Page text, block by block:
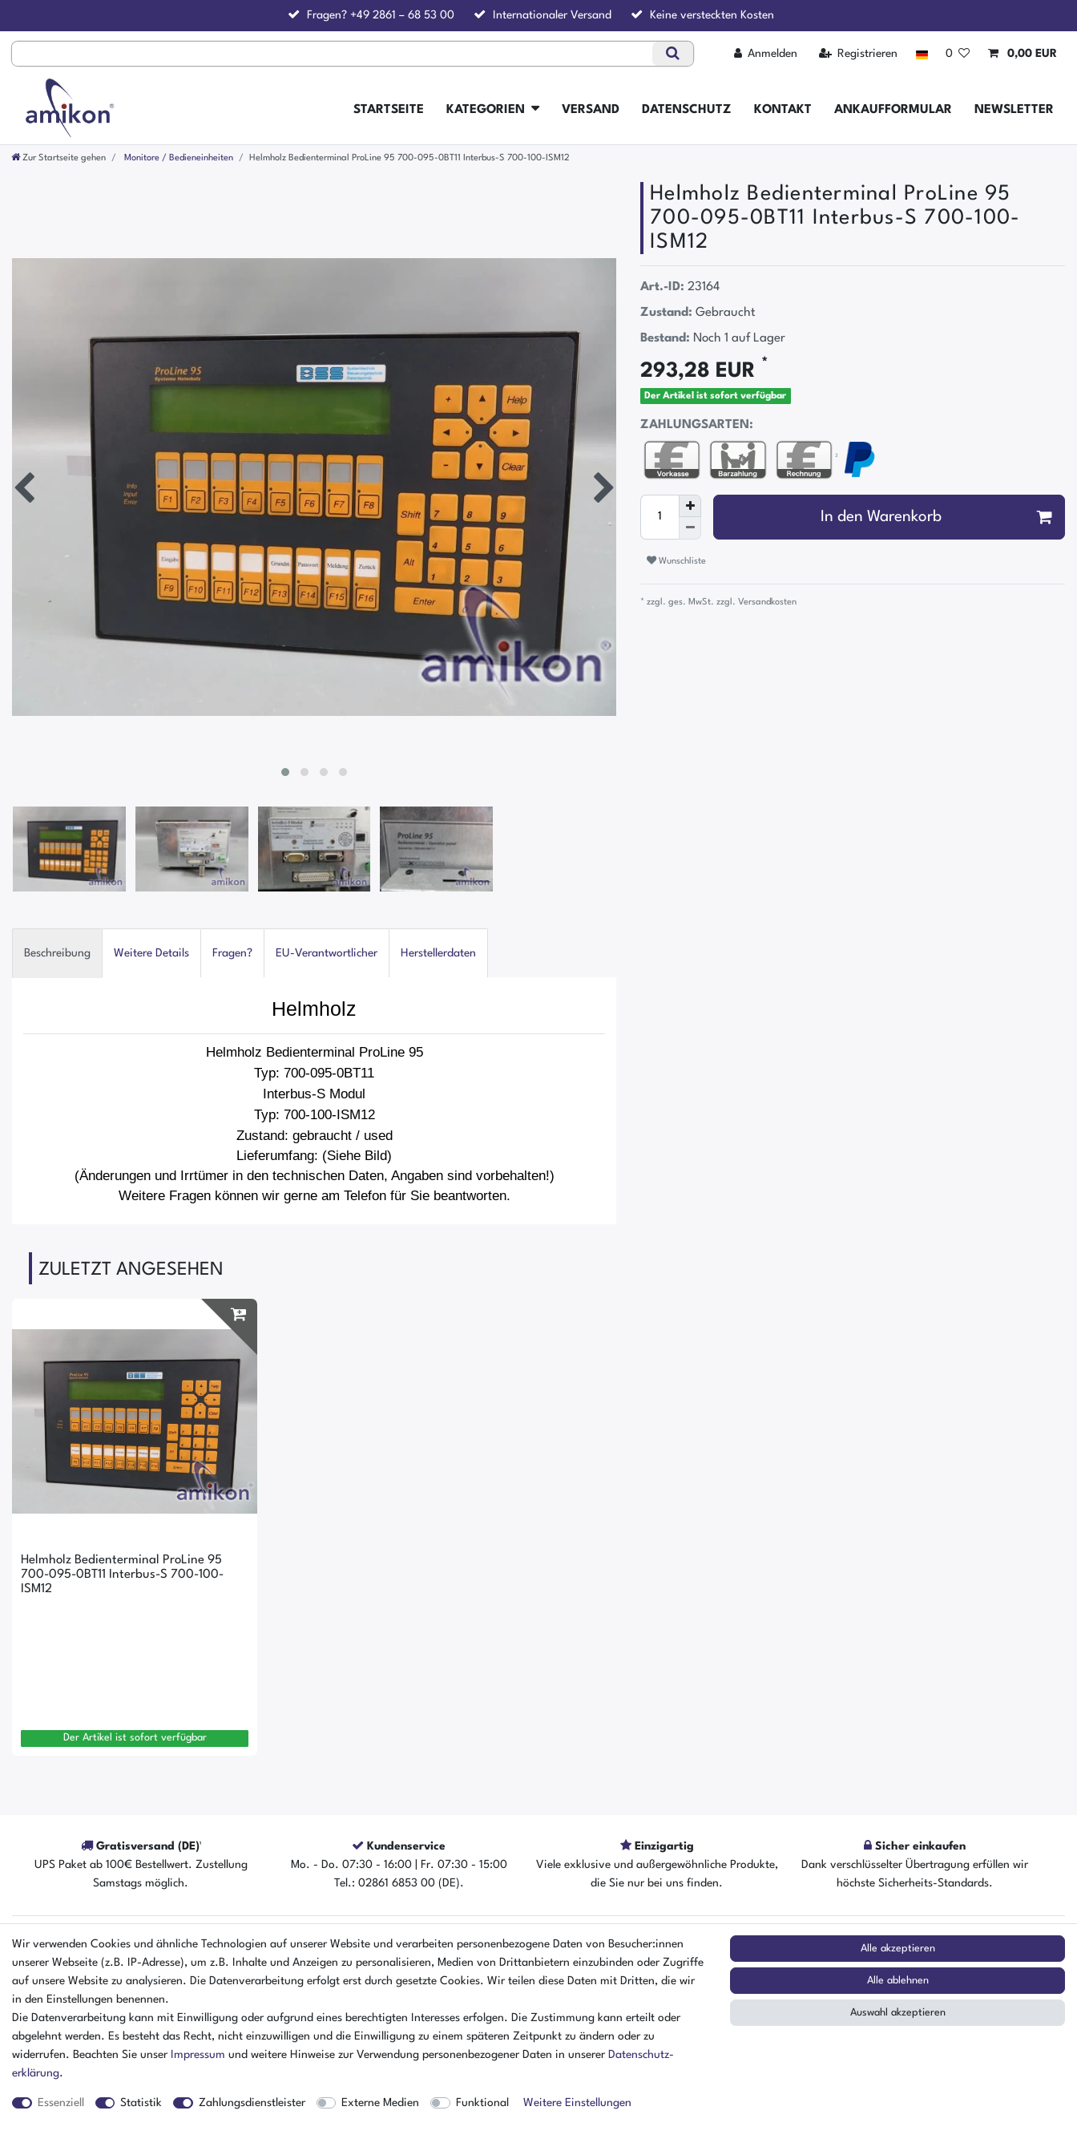
Fragen? +49 2861 – 68 53 00 Internationaler Versand Keine versteckten Kosten
Anmelden Registrieren 0 0,00 EUR
STARTSEITE KATEGORIEN VERSAND DATENSCHUTZ KONTAKT ANKAUFFORMULAR NEWSLETTER
Zur Startseite gehen Monitore / Bedieneinheiten Helmholz Bedienterminal ProLine 95 700-095-0BT11 Interbus-S 700-100-ISM12
Helmholz Bedienterminal ProLine 95
700-095-0BT11 Interbus-S 700-100-
ISM12
Art.-ID: 23164
Zustand: Gebraucht
Bestand: Noch 1 auf Lager
293,28 EUR *
Der Artikel ist sofort verfügbar
ZAHLUNGSARTEN:
²
In den Warenkorb
Wunschliste
* zzgl. ges. MwSt. zzgl. Versandkosten
Beschreibung Weitere Details Fragen? EU-Verantwortlicher Herstellerdaten
Helmholz
Helmholz Bedienterminal ProLine 95
Typ: 700-095-0BT11
Interbus-S Modul
Typ: 700-100-ISM12
Zustand: gebraucht / used
Lieferumfang: (Siehe Bild)
(Änderungen und Irrtümer in den technischen Daten, Angaben sind vorbehalten!)
Weitere Fragen können wir gerne am Telefon für Sie beantworten.
ZULETZT ANGESEHEN
Helmholz Bedienterminal ProLine 95
700-095-0BT11 Interbus-S 700-100-
ISM12
Der Artikel ist sofort verfügbar
Gratisversand (DE)¹
UPS Paket ab 100€ Bestellwert. Zustellung
Samstags möglich.
Kundenservice
Mo. - Do. 07:30 - 16:00 | Fr. 07:30 - 15:00
Tel.: 02861 6853 00 (DE).
Einzigartig
Viele exklusive und außergewöhnliche Produkte,
die Sie nur bei uns finden.
Sicher einkaufen
Dank verschlüsselter Übertragung erfüllen wir
höchste Sicherheits-Standards.
EINKAUFEN
Zahlungsarten
Versandarten & kosten
Warenkorb
Zur Kasse
Hilfe
UNTERNEHMEN
Ankaufformular
Kontakt
Batterieverordnung
AGB
Impressum
ÜBER UNS
AMIKON GMBH
Einsteinstr. 8a
Deutschland
Öffnungszeiten Montag - Donnerstag
Öffnungszeiten Freitag
ZAHLUNGSARTEN
Wir verwenden Cookies und ähnliche Technologien auf unserer Website und verarbeiten personenbezogene Daten von Besucher:innen
unserer Webseite (z.B. IP-Adresse), um z.B. Inhalte und Anzeigen zu personalisieren, Medien von Drittanbietern einzubinden oder Zugriffe
auf unsere Website zu analysieren. Die Datenverarbeitung erfolgt erst durch gesetzte Cookies. Wir teilen diese Daten mit Dritten, die wir
in den Einstellungen benennen.
Die Datenverarbeitung kann mit Einwilligung oder aufgrund eines berechtigten Interesses erfolgen. Die Zustimmung kann erteilt oder
abgelehnt werden. Es besteht das Recht, nicht einzuwilligen und die Einwilligung zu einem späteren Zeitpunkt zu ändern oder zu
widerrufen. Beachten Sie unser Impressum und weitere Hinweise zur Verwendung personenbezogener Daten in unserer Daten­schutz­
erklärung.
Essenziell Statistik Zahlungsdienstleister Externe Medien Funktional Weitere Einstellungen
Alle akzeptieren
Alle ablehnen
Auswahl akzeptieren